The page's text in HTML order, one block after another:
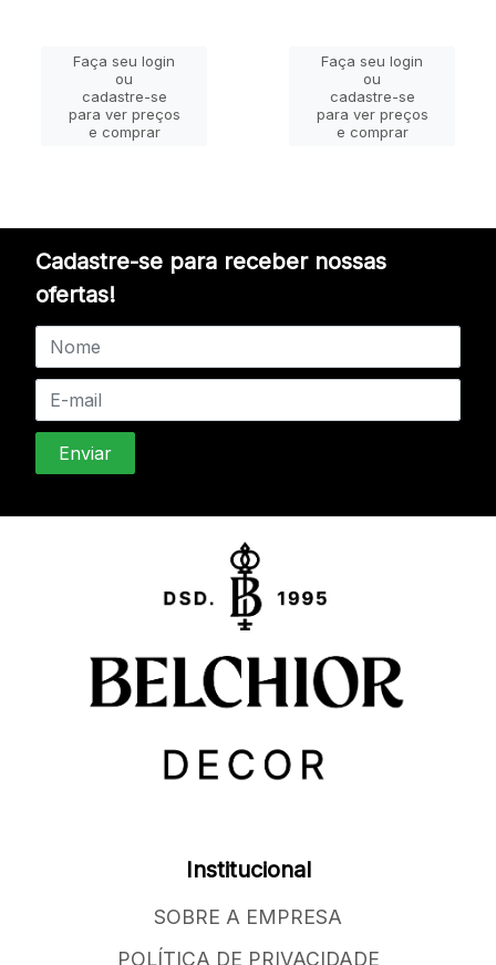
Faça seu login
ou
cadastre-se
para ver preços
e comprar
Faça seu login
ou
cadastre-se
para ver preços
e comprar
Cadastre-se para receber nossas
ofertas!
Institucional
SOBRE A EMPRESA
POLÍTICA DE PRIVACIDADE